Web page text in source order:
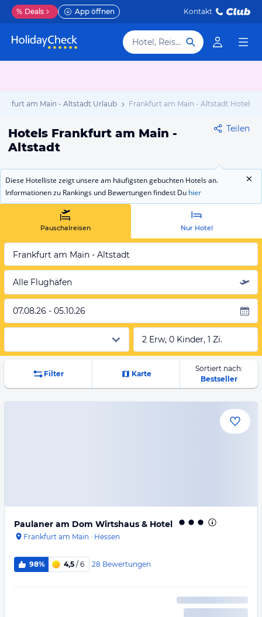
% Deals App öffnen Kontakt
Hotel, Reiseziel
am Main - Altstadt Urlaub Frankfurt am Main - Altstadt Hotels
Hotels Frankfurt am Main -
Altstadt
Teilen
Diese Hotelliste zeigt unsere am häufigsten gebuchten Hotels an.
Informationen zu Rankings und Bewertungen findest Du hier
Pauschalreisen Nur Hotel
Frankfurt am Main - Altstadt
Alle Flughäfen
07.08.26 - 05.10.26
2 Erw, 0 Kinder, 1 Zi.
Filter Karte
Sortiert nach:
Bestseller
Paulaner am Dom Wirtshaus & Hotel
Frankfurt am Main · Hessen
98% 4,5 / 6 28 Bewertungen